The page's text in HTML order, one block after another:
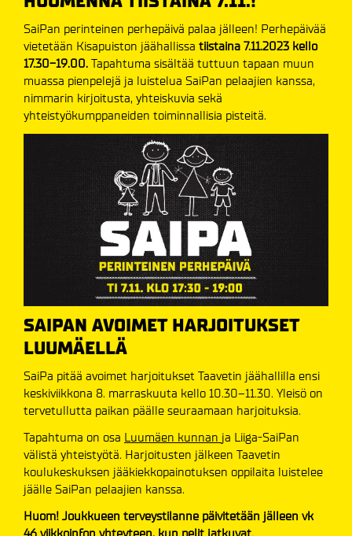
SaiPan perinteinen perhepäivä palaa jälleen! Perhepäivää
vietetään Kisapuiston jäähallissa tiistaina 7.11.2023 kello
17.30-19.00. Tapahtuma sisältää tuttuun tapaan muun
muassa pienpelejä ja luistelua SaiPan pelaajien kanssa,
nimmarin kirjoitusta, yhteiskuvia sekä
yhteistyökumppaneiden toiminnallisia pisteitä.
SAIPAN AVOIMET HARJOITUKSET
LUUMÄELLÄ
SaiPa pitää avoimet harjoitukset Taavetin jäähallilla ensi
keskiviikkona 8. marraskuuta kello 10.30–11.30. Yleisö on
tervetullutta paikan päälle seuraamaan harjoituksia.
Tapahtuma on osa Luumäen kunnan ja Liiga-SaiPan
välistä yhteistyötä. Harjoitusten jälkeen Taavetin
koulukeskuksen jääkiekkopainotuksen oppilaita luistelee
jäälle SaiPan pelaajien kanssa.
Huom! Joukkueen terveystilanne päivitetään jälleen vk
46 viikkoinfon yhteyteen, kun pelit jatkuvat.